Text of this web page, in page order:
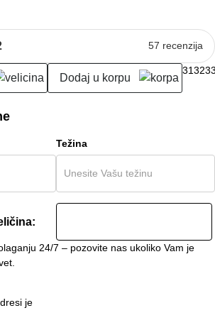
57 recenzija
Dodaj u korpu
3132
Težina
24/7 – pozovite nas ukoliko Vam je
je